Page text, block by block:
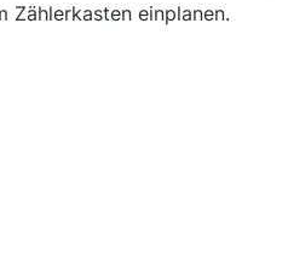
Zählerkasten einplanen.